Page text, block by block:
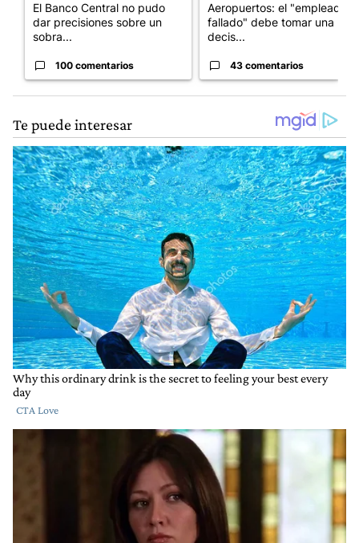
El Banco Central no pudo
dar precisiones sobre un
sobra...
100 comentarios
Aeropuertos: el "empleado
fallado" debe tomar una
decis...
43 comentarios